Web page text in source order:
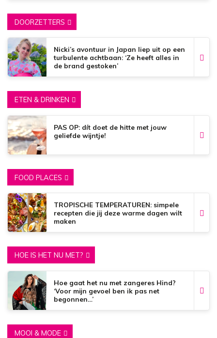
DOORZETTERS
Nicki’s avontuur in Japan liep uit op een
turbulente achtbaan: ‘Ze heeft alles in
de brand gestoken’
ETEN & DRINKEN
PAS OP: dít doet de hitte met jouw
geliefde wijntje!
FOOD PLACES
TROPISCHE TEMPERATUREN: simpele
recepten die jij deze warme dagen wilt
maken
HOE IS HET NU MET?
Hoe gaat het nu met zangeres Hind?
‘Voor mijn gevoel ben ik pas net
begonnen…’
MOOI & MODE